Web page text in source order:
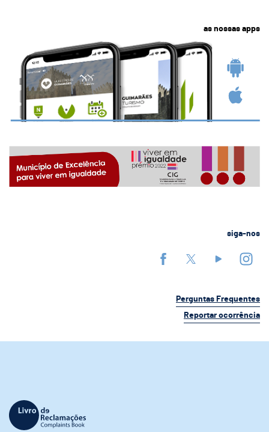
as nossas apps
siga-nos
Perguntas Frequentes
Reportar ocorrência